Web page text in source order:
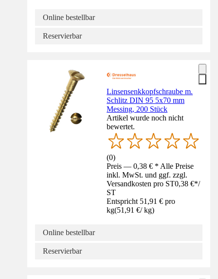
Online bestellbar
Reservierbar
Linsensenkkopfschraube m.
Schlitz DIN 95 5x70 mm
Messing, 200 Stück
Artikel wurde noch nicht
bewertet.
(0)
Preis — 0,38 € * Alle Preise
inkl. MwSt. und ggf. zzgl.
Versandkosten pro ST0,38 €*/
ST
Entspricht 51,91 € pro
kg(51,91 €/ kg)
Online bestellbar
Reservierbar